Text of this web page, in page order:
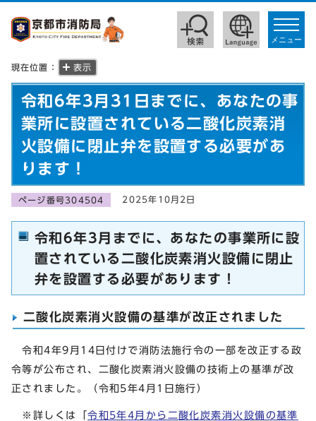
toggle
メニュー
現在位置： 表示
令和6年3月31日までに、あなたの事
業所に設置されている二酸化炭素消
火設備に閉止弁を設置する必要があ
ります！
ページ番号304504 2025年10月2日
令和6年3月までに、あなたの事業所に設
置されている二酸化炭素消火設備に閉止
弁を設置する必要があります！
二酸化炭素消火設備の基準が改正されました
令和4年9月14日付けで消防法施行令の一部を改正する政
令等が公布され、二酸化炭素消火設備の技術上の基準が改
正されました。（令和5年4月1日施行）
※詳しくは「令和5年4月から二酸化炭素消火設備の基準